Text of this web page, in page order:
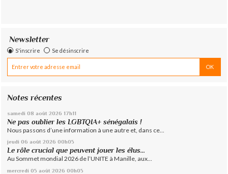
Newsletter
S'inscrire Se désinscrire
Notes récentes
samedi 08 août 2026 17h11
Ne pas oublier les LGBTQIA+ sénégalais !
Nous passons d’une information à une autre et, dans ce...
jeudi 06 août 2026 00h05
Le rôle crucial que peuvent jouer les élus...
Au Sommet mondial 2026 de l’UNITE à Manille, aux...
mercredi 05 août 2026 00h05